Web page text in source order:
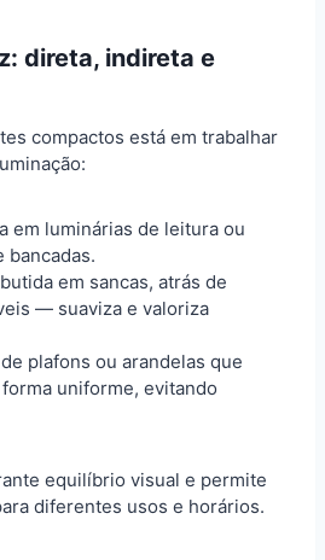
direta, indireta e
compactos está em trabalhar
em luminárias de leitura ou
bancadas.
em sancas, atrás de
— suaviza e valoriza
plafons ou arandelas que
uniforme, evitando
equilíbrio visual e permite
diferentes usos e horários.